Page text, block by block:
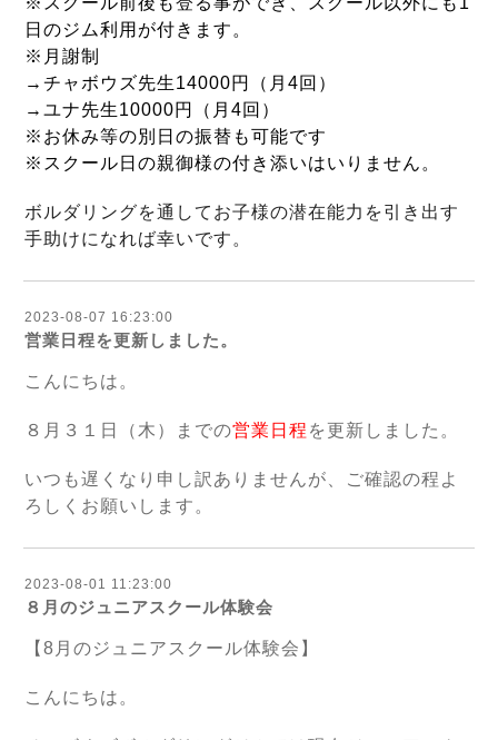
日のジム利用が付きます。
※月謝制
→チャボウズ先生14000円（月4回）
→ユナ先生10000円（月4回）
※お休み等の別日の振替も可能です
※スクール日の親御様の付き添いはいりません。
ボルダリングを通してお子様の潜在能力を引き出す
手助けになれば幸いです。
2023-08-07 16:23:00
営業日程を更新しました。
こんにちは。
８月３１日（木）までの営業日程 を更新しました。
いつも遅くなり申し訳ありませんが、ご確認の程よ
ろしくお願いします。
2023-08-01 11:23:00
８月のジュニアスクール体験会
【8月のジュニアスクール体験会】
こんにちは。